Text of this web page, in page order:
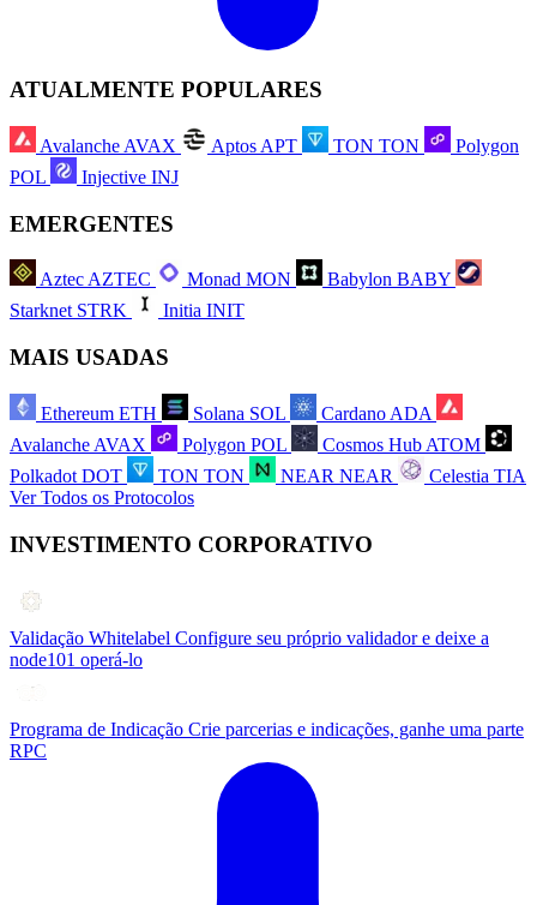
ATUALMENTE POPULARES
Avalanche AVAX Aptos APT TON TON
Polygon
POL
Injective INJ
EMERGENTES
AztecAZTEC Monad MON Babylon BABY
Starknet STRK Initia INIT
MAIS USADAS
Ethereum ETH Solana SOL Cardano ADA
Avalanche AVAX Polygon POL Cosmos Hub ATOM
Polkadot DOT TON TON NEAR NEAR Celestia TIA
Ver Todos os Protocolos
INVESTIMENTO CORPORATIVO
Validação Whitelabel Configure seu próprio validador e deixe a
node101 operá-lo
Programa de Indicação Crie parcerias e indicações, ganhe uma parte
RPC